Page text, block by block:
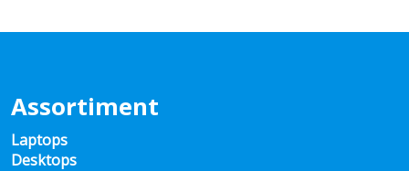
Assortiment
Laptops
Desktops